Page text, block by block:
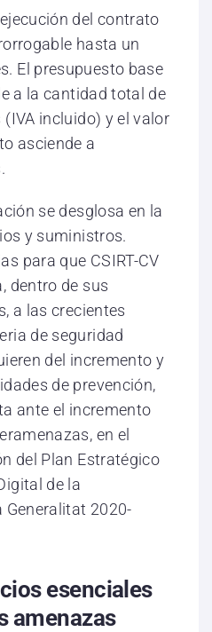
del contrato
hasta un
El presupuesto base
a la cantidad total de
incluido) y el valor
asciende a
se desglosa en la
y suministros.
para que CSIRT-CV
dentro de sus
a las crecientes
de seguridad
del incremento y
de prevención,
ante el incremento
en el
del Plan Estratégico
de la
2020-
esenciales
amenazas